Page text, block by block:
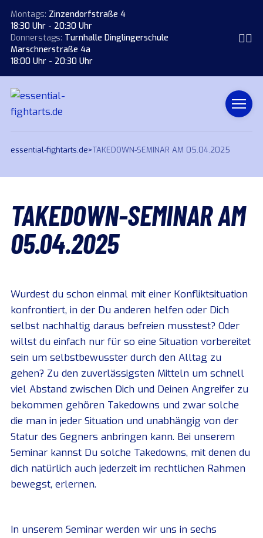
Montags: Zinzendorfstraße 4
18:30 Uhr - 20:30 Uhr
Donnerstags: Turnhalle Dinglingerschule
Marschnerstraße 4a
18:00 Uhr - 20:30 Uhr
essential-fightarts.de>TAKEDOWN-SEMINAR AM 05.04.2025
TAKEDOWN-SEMINAR AM
05.04.2025
Wurdest du schon einmal mit einer Konfliktsituation
konfrontiert, in der Du anderen helfen oder Dich
selbst nachhaltig daraus befreien musstest? Oder
willst du einfach nur für so eine Situation vorbereitet
sein um selbstbewusster durch den Alltag zu
gehen? Zu den zuverlässigsten Mitteln um schnell
viel Abstand zwischen Dich und Deinen Angreifer zu
bekommen gehören Takedowns und zwar solche
die man in jeder Situation und unabhängig von der
Statur des Gegners anbringen kann. Bei unserem
Seminar kannst Du solche Takedowns, mit denen du
dich natürlich auch jederzeit im rechtlichen Rahmen
bewegst, erlernen.
In unserem Seminar werden wir uns in sechs